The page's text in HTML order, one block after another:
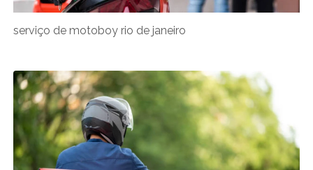
serviço de motoboy rio de janeiro